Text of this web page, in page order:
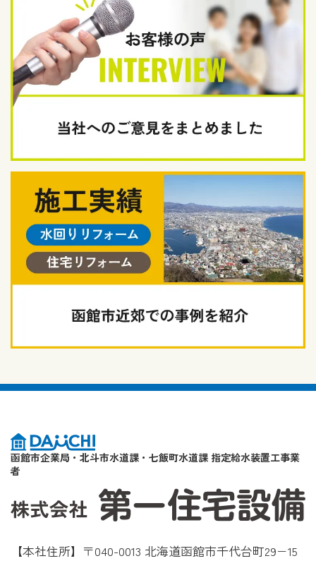
函館市企業局・北斗市水道課・七飯町水道課 指定給水装置工事業
者
【本社住所】〒040-0013 北海道函館市千代台町29−15